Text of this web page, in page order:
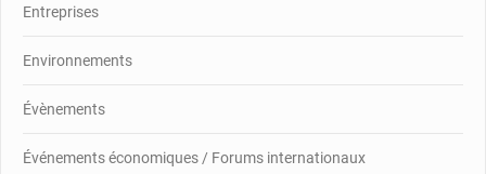
Entreprises
Environnements
Évènements
Événements économiques / Forums internationaux